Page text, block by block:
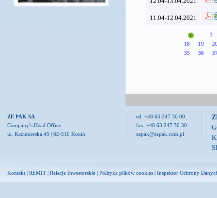
11.04-12.04.2021
1
18
19
35
36
ZE PAK SA
Company’s Head Office
ul. Kazimierska 45 | 62-510 Konin
tel. +48 63 247 30 00
fax. +48 63 247 30 30
zepak@zepak.com.pl
Kontakt | REMIT | Relacje Inwestorskie | Polityka plików cookies | Inspektor Ochrony